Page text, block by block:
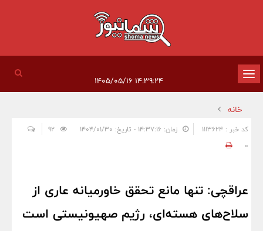
تغییر
وضعیت
ناوبری
خانه
کد خبر : 1113624 زمان: ۱۴:۳۷:۱۶ - تاریخ: ۱۴۰۴/۰۱/۳۰
0
عراقچی: تنها مانع تحقق خاورمیانه عاری از
سلاح‌های هسته‌ای، رژیم صهیونیستی است